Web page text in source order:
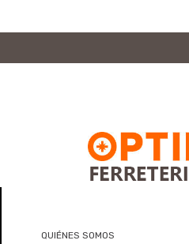
QUIÉNES SOMOS